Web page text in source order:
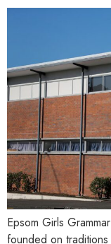
Epsom Girls
founded on